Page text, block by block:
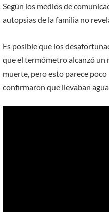
Según los medios de
autopsias de la familia no
Es posible que los
que el termómetro alcanzó un
muerte, pero esto parece
confirmaron que llevaban agua.